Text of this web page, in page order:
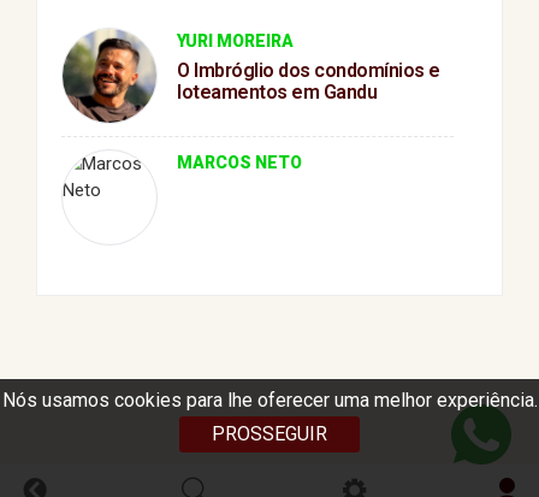
Nós usamos cookies para lhe oferecer uma melhor experiência.
PROSSEGUIR
YURI MOREIRA
O Imbróglio dos condomínios e
loteamentos em Gandu
MARCOS NETO